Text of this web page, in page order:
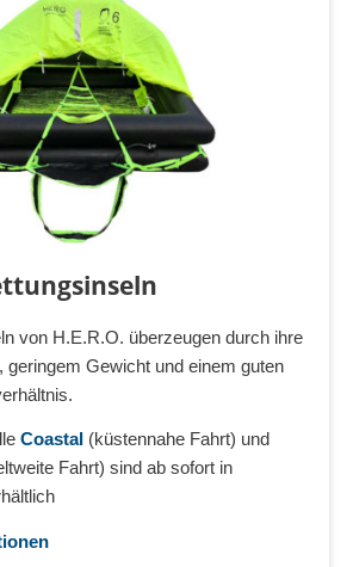
von H.E.R.O. überzeugen durch ihre
geringem Gewicht und einem guten
Coastal (küstennahe Fahrt) und
Fahrt) sind ab sofort in